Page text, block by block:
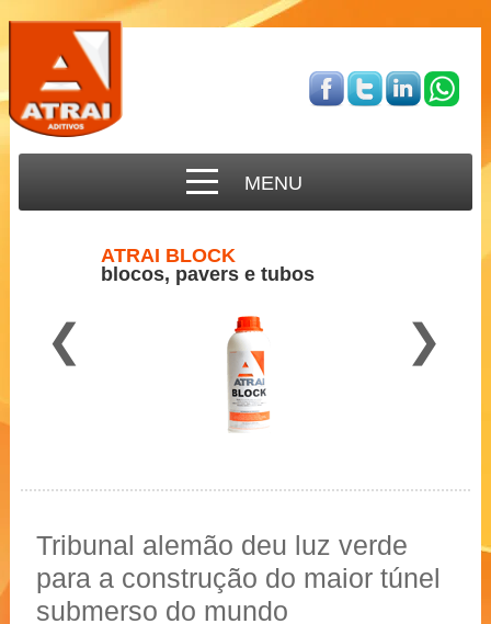
MENU
ATRAI BLOCK
blocos, pavers e tubos
❮ ❯
Tribunal alemão deu luz verde
para a construção do maior túnel
submerso do mundo